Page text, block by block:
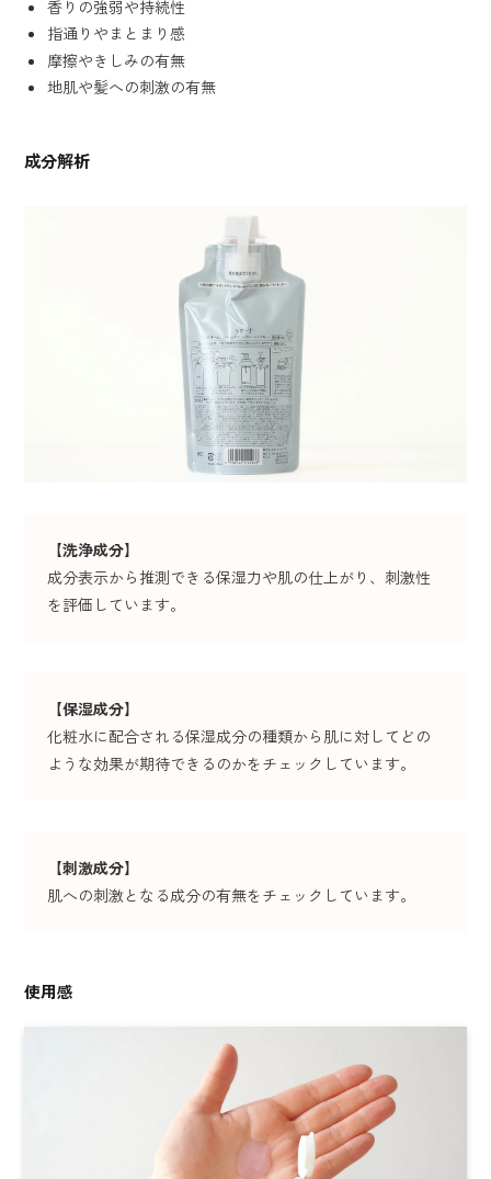
香りの強弱や持続性
指通りやまとまり感
摩擦やきしみの有無
地肌や髪への刺激の有無
成分解析
【洗浄成分】
成分表示から推測できる保湿力や肌の仕上がり、刺激性
を評価しています。
【保湿成分】
化粧水に配合される保湿成分の種類から肌に対してどの
ような効果が期待できるのかをチェックしています。
【刺激成分】
肌への刺激となる成分の有無をチェックしています。
使用感